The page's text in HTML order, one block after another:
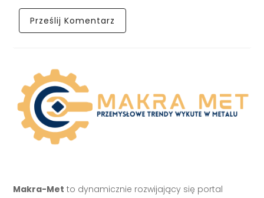
Makra-Met to dynamicznie rozwijający się portal